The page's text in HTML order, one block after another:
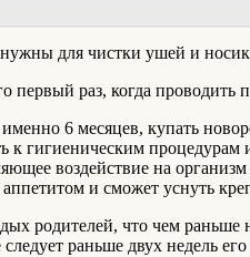
для чистки ушей и
первый раз, когда проводить
6 месяцев, купать
гигиеническим процедурам
воздействие на
и сможет уснуть
родителей, что чем раньше
раньше двух недель